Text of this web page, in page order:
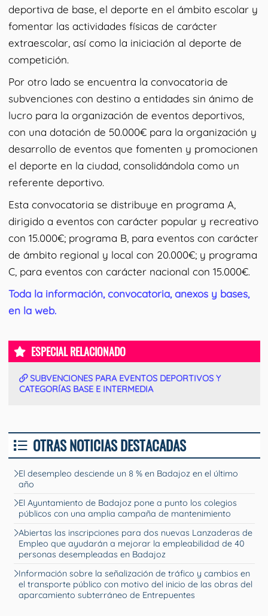
deportiva de base, el deporte en el ámbito escolar y
fomentar las actividades físicas de carácter
extraescolar, así como la iniciación al deporte de
competición.
Por otro lado se encuentra la convocatoria de
subvenciones con destino a entidades sin ánimo de
lucro para la organización de eventos deportivos,
con una dotación de 50.000€ para la organización y
desarrollo de eventos que fomenten y promocionen
el deporte en la ciudad, consolidándola como un
referente deportivo.
Esta convocatoria se distribuye en programa A,
dirigido a eventos con carácter popular y recreativo
con 15.000€; programa B, para eventos con carácter
de ámbito regional y local con 20.000€; y programa
C, para eventos con carácter nacional con 15.000€.
Toda la información, convocatoria, anexos y bases,
en la web.
ESPECIAL RELACIONADO
SUBVENCIONES PARA EVENTOS DEPORTIVOS Y
CATEGORÍAS BASE E INTERMEDIA
OTRAS NOTICIAS DESTACADAS
El desempleo desciende un 8 % en Badajoz en el último
año
El Ayuntamiento de Badajoz pone a punto los colegios
públicos con una amplia campaña de mantenimiento
Abiertas las inscripciones para dos nuevas Lanzaderas de
Empleo que ayudarán a mejorar la empleabilidad de 40
personas desempleadas en Badajoz
Información sobre la señalización de tráfico y cambios en
el transporte público con motivo del inicio de las obras del
aparcamiento subterráneo de Entrepuentes